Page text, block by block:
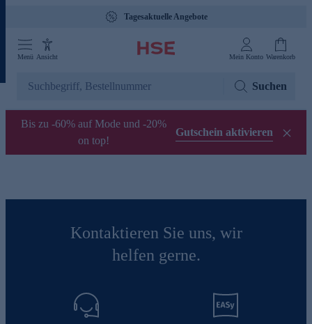
Tagesaktuelle Angebote
Menü Ansicht Mein Konto Warenkorb
Suchen
Bis zu -60% auf Mode und -20%
on top!
Gutschein aktivieren
Kontaktieren Sie uns, wir
helfen gerne.